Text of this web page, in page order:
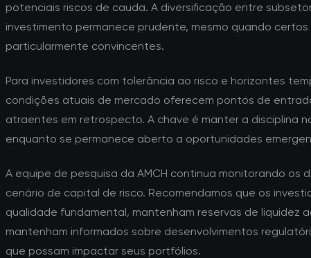
potenciais riscos de cauda. A diversificação entre
investimento permanece prudente, mesmo quando
particularmente convincentes.
Para investidores com tolerância ao risco e horizontes
condições atuais de mercado oferecem pontos de
atraentes em retrospecto. A chave é manter a disciplina
enquanto se permanece aberto a oportunidades
A equipe de pesquisa da AMCH continua monitorando os
cenário de capital de risco. Recomendamos que os
qualidade fundamental, mantenham reservas de liquidez
mantenham informados sobre desenvolvimentos
que possam impactar seus portfólios.